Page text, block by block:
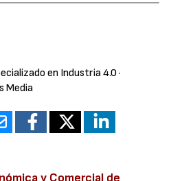
en Industria 4.0 ·
Media
y Comercial de